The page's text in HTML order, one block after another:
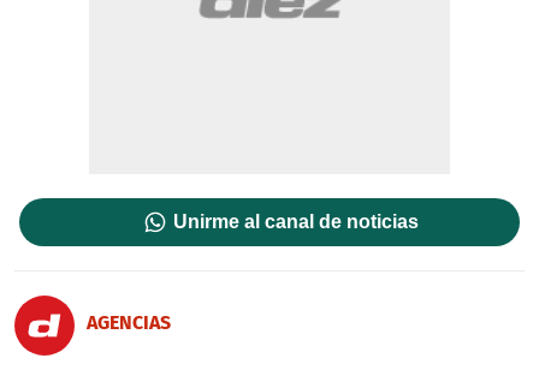
Unirme al canal de noticias
AGENCIAS